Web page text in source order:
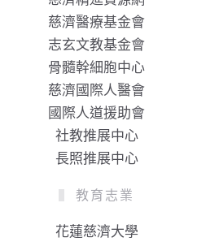
慈濟醫療基金會
志玄文教基金會
骨髓幹細胞中心
慈濟國際人醫會
國際人道援助會
社教推展中心
長照推展中心
教育志業
花蓮慈濟大學